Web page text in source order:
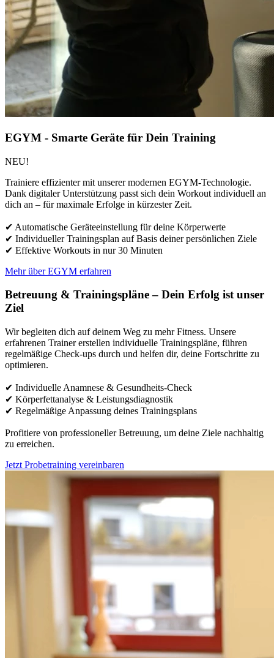
EGYM - Smarte Geräte für Dein Training
NEU!
Trainiere effizienter mit unserer modernen EGYM-Technologie.
Dank digitaler Unterstützung passt sich dein Workout individuell an
dich an – für maximale Erfolge in kürzester Zeit.
✔ Automatische Geräteeinstellung für deine Körperwerte
✔ Individueller Trainingsplan auf Basis deiner persönlichen Ziele
✔ Effektive Workouts in nur 30 Minuten
Mehr über EGYM erfahren
Betreuung & Trainingspläne – Dein Erfolg ist unser
Ziel
Wir begleiten dich auf deinem Weg zu mehr Fitness. Unsere
erfahrenen Trainer erstellen individuelle Trainingspläne, führen
regelmäßige Check-ups durch und helfen dir, deine Fortschritte zu
optimieren.
✔ Individuelle Anamnese & Gesundheits-Check
✔ Körperfettanalyse & Leistungsdiagnostik
✔ Regelmäßige Anpassung deines Trainingsplans
Profitiere von professioneller Betreuung, um deine Ziele nachhaltig
zu erreichen.
Jetzt Probetraining vereinbaren